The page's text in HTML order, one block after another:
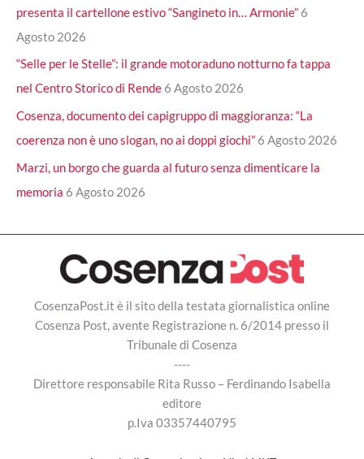
presenta il cartellone estivo “Sangineto in… Armonie” 6
Agosto 2026
“Selle per le Stelle”: il grande motoraduno notturno fa tappa
nel Centro Storico di Rende 6 Agosto 2026
Cosenza, documento dei capigruppo di maggioranza: “La
coerenza non è uno slogan, no ai doppi giochi” 6 Agosto 2026
Marzi, un borgo che guarda al futuro senza dimenticare la
memoria 6 Agosto 2026
CosenzaPost.it è il sito della testata giornalistica online
Cosenza Post, avente Registrazione n. 6/2014 presso il
Tribunale di Cosenza
----
Direttore responsabile Rita Russo – Ferdinando Isabella
editore
p.Iva 03357440795